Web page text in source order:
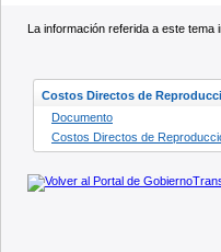
La información referida a este tema
Costos Directos de
Documento
Costos Directos de